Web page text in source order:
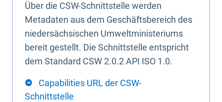
Über die CSW-Schnittstelle werden
Metadaten aus dem Geschäftsbereich des
niedersächsischen Umweltministeriums
bereit gestellt. Die Schnittstelle entspricht
dem Standard CSW 2.0.2 API ISO 1.0.
Capabilities URL der CSW-
Schnittstelle